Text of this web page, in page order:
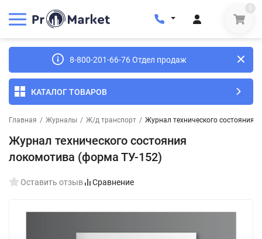
0
8-800-201-66-76 Отдел продаж
КАТАЛОГ ТОВАРОВ
Главная / Журналы / Ж/д транспорт / Журнал технического состояния
Журнал технического состояния
локомотива (форма ТУ-152)
Оставить отзыв Сравнение